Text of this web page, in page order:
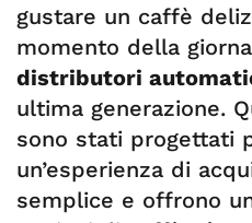
gustare un caffè
momento della
distributori
ultima generazione.
sono stati progettati
un’esperienza di
semplice e offrono